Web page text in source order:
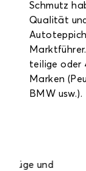
Schmutz
Qualität
teilige oder
Marken
BMW usw.).
Bis zu
Sie